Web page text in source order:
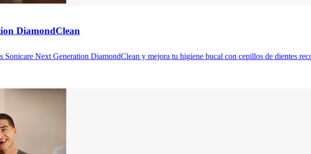
DiamondClean
Sonicare Next Generation DiamondClean y mejora tu higiene bucal con cepillos de dientes